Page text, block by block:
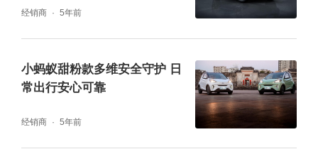
不惧恶劣环境 三电安全无忧出行
当你开着一辆纯电汽车出行，拥有可靠的三电
技术就是保障安全的前提。2022款大蚂蚁基于
经销商 5年前
小蚂蚁甜粉款多维安全守护 日
常出行安心可靠
经销商 5年前